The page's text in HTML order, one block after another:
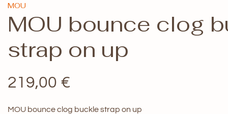
MOU
MOU bounce clog
strap on up
219,00 €
MOU bounce clog buckle strap on up